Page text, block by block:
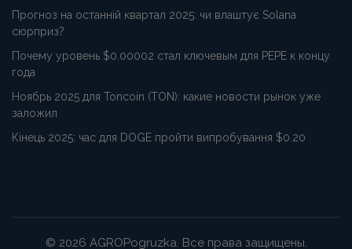
Прогноз на останній квартал 2025: чи влаштує Solana
сюрприз?
Почему уровень $0.00002 стал ключевым для PEPE к концу
года
Ноябрь 2025 для Toncoin (TON): какие новости рынок уже
заложил
Кінець 2025: час для DOGE пройти випробування $0.20
© 2026 AGROPogruzka. Все права защищены.